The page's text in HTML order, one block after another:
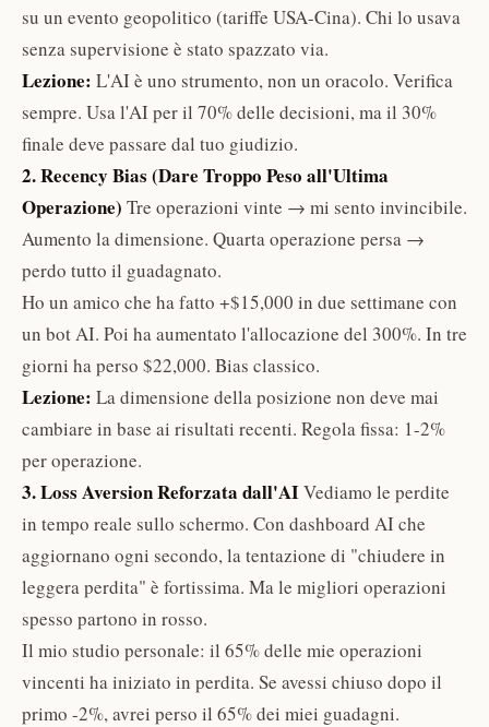
su un evento geopolitico (tariffe USA-Cina). Chi lo usava
senza supervisione è stato spazzato via.
Lezione: L'AI è uno strumento, non un oracolo. Verifica
sempre. Usa l'AI per il 70% delle decisioni, ma il 30%
finale deve passare dal tuo giudizio.
2. Recency Bias (Dare Troppo Peso all'Ultima
Operazione) Tre operazioni vinte → mi sento invincibile.
Aumento la dimensione. Quarta operazione persa →
perdo tutto il guadagnato.
Ho un amico che ha fatto +$15,000 in due settimane con
un bot AI. Poi ha aumentato l'allocazione del 300%. In tre
giorni ha perso $22,000. Bias classico.
Lezione: La dimensione della posizione non deve mai
cambiare in base ai risultati recenti. Regola fissa: 1-2%
per operazione.
3. Loss Aversion Reforzata dall'AIVediamo le perdite
in tempo reale sullo schermo. Con dashboard AI che
aggiornano ogni secondo, la tentazione di "chiudere in
leggera perdita" è fortissima. Ma le migliori operazioni
spesso partono in rosso.
Il mio studio personale: il 65% delle mie operazioni
vincenti ha iniziato in perdita. Se avessi chiuso dopo il
primo -2%, avrei perso il 65% dei miei guadagni.